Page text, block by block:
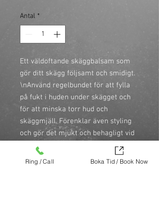
Antal *
Ett väldoftande skäggbalsam som
gör ditt skägg följsamt och smidigt.
\nAnvänd regelbundet för att fylla
på fukt i huden under skägget och
för att minska torr hud och
skäggmjäll. Förenklar även styling
och gör det mjukt och behagligt vid
beröring.
\nTa en liten klick skäggbalsam i
Ring / Call Boka Tid / Book Now